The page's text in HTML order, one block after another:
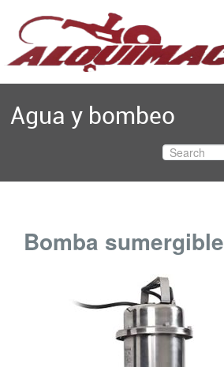
Inicio
Repuestos Maquinaria
Contacto
Whatsapp
Agua y bombeo
Bomba sumergible